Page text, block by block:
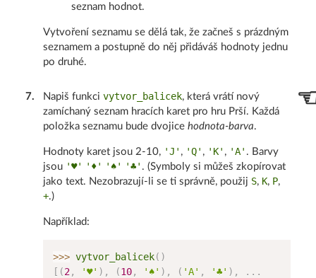
seznam hodnot.
Vytvoření seznamu se dělá tak, že začneš s prázdným
seznamem a postupně do něj přidáváš hodnoty jednu
po druhé.
7. Napiš funkcivytvor_balicek, která vrátí nový
zamíchaný seznam hracích karet pro hru Prší. Každá
položka seznamu bude dvojicehodnota-barva.
Hodnoty karet jsou 2-10, 'J' , 'Q' , 'K' , 'A' . Barvy
jsou '♥' '♦' '♠' '♣' . (Symboly si můžeš zkopírovat
jako text. Nezobrazují-li se ti správně, použij S, K, P,
+.)
Například:
>>> vytvor_balicek( )
[ (2, '♥' ) , (10, '♠' ) , ( 'A' , '♣' ) , . . .